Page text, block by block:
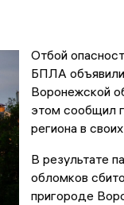
Отбой
БПЛА
Воронежской
этом сообщил
региона в
В результате
обломков
пригороде